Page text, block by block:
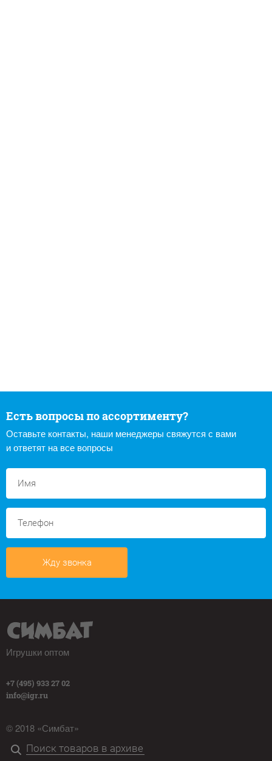
Есть вопросы по ассортименту?
Оставьте контакты, наши менеджеры свяжутся с вами
и ответят на все вопросы
Жду звонка
Игрушки оптом
+7 (495) 933 27 02
info@igr.ru
© 2018 «Симбат»